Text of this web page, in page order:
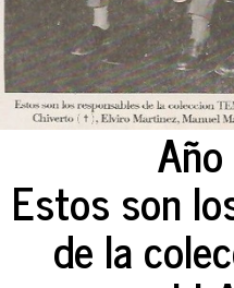
Estos son
de la